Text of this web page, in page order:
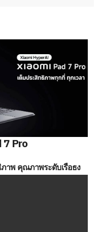
7 Pro
าพ คุณภาพระดับเรือธง